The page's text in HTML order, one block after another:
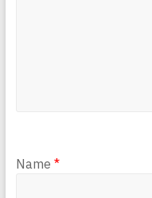
Name *